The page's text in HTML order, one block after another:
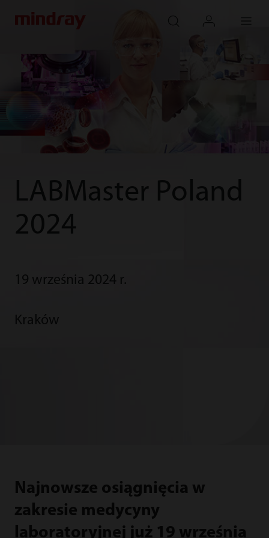
LABMaster Poland
2024
19 września 2024 r.
Kraków
Najnowsze osiągnięcia w
zakresie medycyny
laboratoryjnej już 19 września